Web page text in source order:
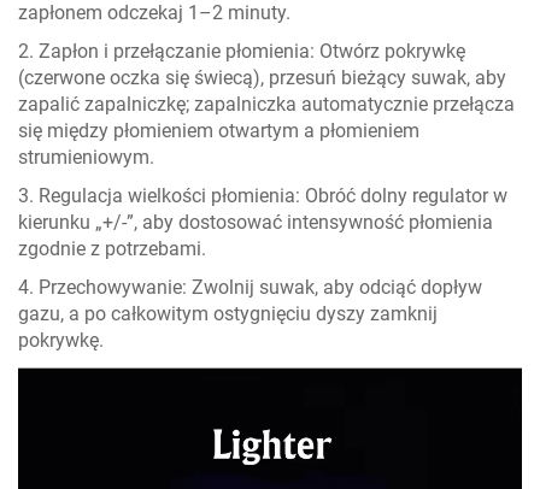
zapłonem odczekaj 1–2 minuty.
2. Zapłon i przełączanie płomienia: Otwórz pokrywkę
(czerwone oczka się świecą), przesuń bieżący suwak, aby
zapalić zapalniczkę; zapalniczka automatycznie przełącza
się między płomieniem otwartym a płomieniem
strumieniowym.
3. Regulacja wielkości płomienia: Obróć dolny regulator w
kierunku „+/-”, aby dostosować intensywność płomienia
zgodnie z potrzebami.
4. Przechowywanie: Zwolnij suwak, aby odciąć dopływ
gazu, a po całkowitym ostygnięciu dyszy zamknij
pokrywkę.